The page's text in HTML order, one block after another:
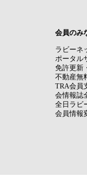
会員のみ
ラビーネ
ポータル
免許更新
不動産無
TRA会員
会情報誌
全日ラビ
会員情報